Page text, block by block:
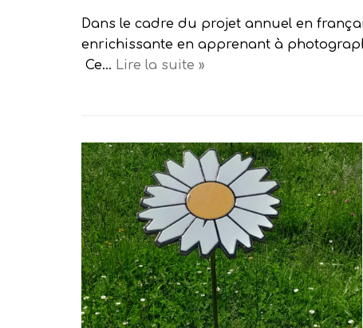
Dans le cadre du projet annuel en
enrichissante en apprenant à
Ce… Lire la suite »